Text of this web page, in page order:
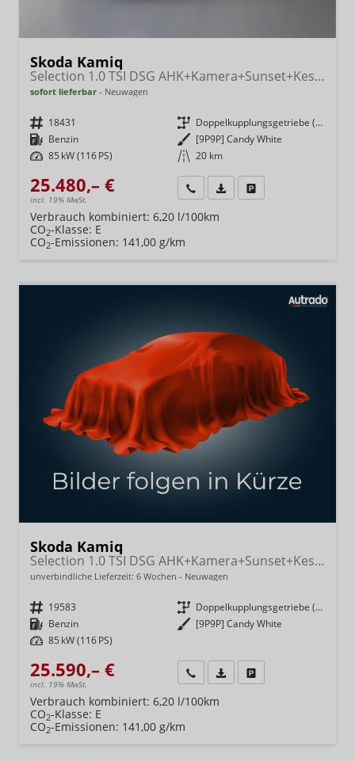
Skoda Kamiq
Selection 1.0 TSI DSG AHK+Kamera+Sunset+Kessy+AppConnect+Sitzheiz+Alu16+GV5
sofort lieferbar Neuwagen
Fahrzeugnr. 18431 Getriebe
Doppelkupplungsgetriebe (DSG)
Kraftstoff Benzin Außenfarbe [9P9P] Candy White
Leistung 85 kW (116 PS) Kilometerstand 20 km
25.480,– €
incl. 19% MwSt.
Wir rufen Sie anFahrzeugexposé (PDF)
Verbrauch kombiniert: 6,20 l/100km
CO2-Klasse: E
CO2-Emissionen: 141,00 g/km
Skoda Kamiq
Selection 1.0 TSI DSG AHK+Kamera+Sunset+Kessy+AppConnect+Sitzheiz+Alu16+GV4
unverbindliche Lieferzeit: 6 Wochen Neuwagen
Fahrzeugnr. 19583 Getriebe
Doppelkupplungsgetriebe (DSG)
Kraftstoff Benzin Außenfarbe [9P9P] Candy White
Leistung 85 kW (116 PS)
25.590,– €
incl. 19% MwSt.
Wir rufen Sie anFahrzeugexposé (PDF)
Verbrauch kombiniert: 6,20 l/100km
CO2-Klasse: E
CO2-Emissionen: 141,00 g/km